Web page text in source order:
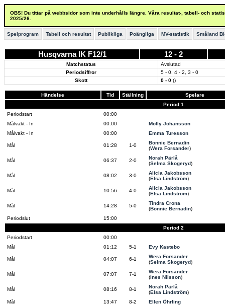
OBS! Du tittar på webbsidor som inte underhålls längre. Våra resultat-, tabell- och
2025/26.
Spelprogram Tabell och resultat Publikliga Poängliga MV-statistik Småland
Husqvarna IK F12/1 12 - 2
Matchstatus
Avslutad
Periodsiffror
5 - 0, 4 - 2, 3 - 0
Skott
0 - 0 ()
Händelse Tid Ställning
Spelare
Period 1
Periodstart
00:00
Målvakt - In
00:00
Molly Johansson
Målvakt - In
00:00 Emma Turesson
Mål 01:28 1-0
Bonnie Bernadin
(Wera Forsander)
Mål 06:37 2-0
Norah Pärlå
(Selma Skogeryd)
Mål 08:02 3-0
Alicia Jakobsson
(Elsa Lindström)
Mål 10:56 4-0
Alicia Jakobsson
(Elsa Lindström)
Mål 14:28 5-0
Tindra Crona
(Bonnie Bernadin)
Periodslut
15:00
Period 2
Periodstart
00:00
Mål
01:12 5-1 Evy Kastebo
Mål 04:07 6-1
Wera Forsander
(Selma Skogeryd)
Mål 07:07 7-1
Wera Forsander
(Ines Nilsson)
Mål 08:16 8-1
Norah Pärlå
(Elsa Lindström)
Mål
13:47 8-2
Ellen Öhrling